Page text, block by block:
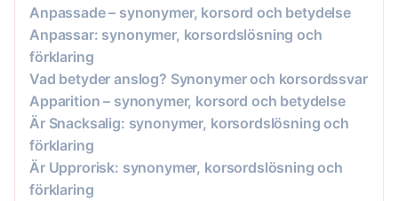
Anpassade – synonymer, korsord och betydelse
Anpassar: synonymer, korsordslösning och
förklaring
Vad betyder anslog? Synonymer och korsordssvar
Apparition – synonymer, korsord och betydelse
Är Snacksalig: synonymer, korsordslösning och
förklaring
Är Upprorisk: synonymer, korsordslösning och
förklaring